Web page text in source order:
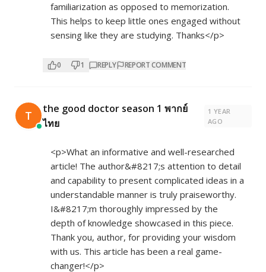
familiarization as opposed to memorization.
This helps to keep little ones engaged without
sensing like they are studying. Thanks</p>
0 1 REPLY REPORT COMMENT
T
the good doctor season 1 พากย์
ไทย
1 YEAR
AGO
<p>What an informative and well-researched
article! The author&#8217;s attention to detail
and capability to present complicated ideas in a
understandable manner is truly praiseworthy.
I&#8217;m thoroughly impressed by the
depth of knowledge showcased in this piece.
Thank you, author, for providing your wisdom
with us. This article has been a real game-
changer!</p>